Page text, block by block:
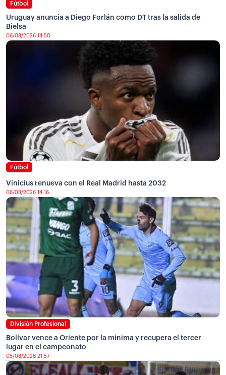
Fútbol
Uruguay anuncia a Diego Forlán como DT tras la salida de
Bielsa
06/08/2026 14:50
Fútbol
Vinicius renueva con el Real Madrid hasta 2032
06/08/2026 14:16
División Profesional
Bolívar vence a Oriente por la mínima y recupera el tercer
lugar en el campeonato
05/08/2026 21:57